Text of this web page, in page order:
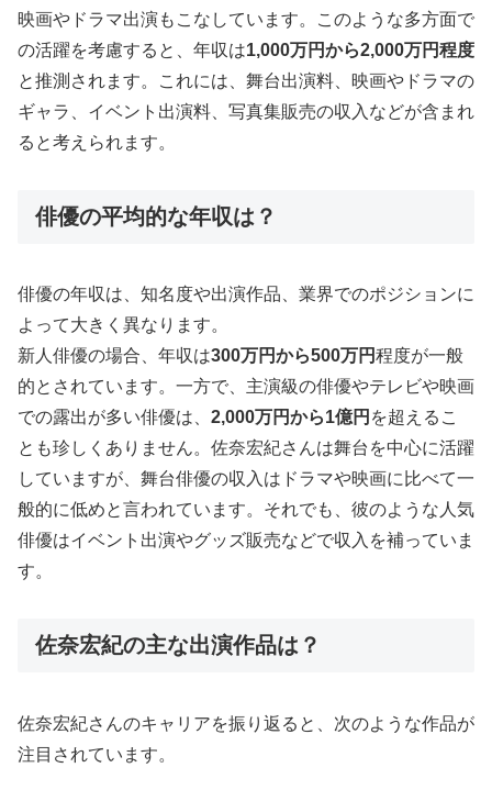
映画やドラマ出演もこなしています。このような多方面で
の活躍を考慮すると、年収は1,000万円から2,000万円程度
と推測されます。これには、舞台出演料、映画やドラマの
ギャラ、イベント出演料、写真集販売の収入などが含まれ
ると考えられます。
俳優の平均的な年収は？
俳優の年収は、知名度や出演作品、業界でのポジションに
よって大きく異なります。
新人俳優の場合、年収は300万円から500万円程度が一般
的とされています。一方で、主演級の俳優やテレビや映画
での露出が多い俳優は、 2,000万円から1億円 を超えるこ
とも珍しくありません。佐奈宏紀さんは舞台を中心に活躍
していますが、舞台俳優の収入はドラマや映画に比べて一
般的に低めと言われています。それでも、彼のような人気
俳優はイベント出演やグッズ販売などで収入を補っていま
す。
佐奈宏紀の主な出演作品は？
佐奈宏紀さんのキャリアを振り返ると、次のような作品が
注目されています。